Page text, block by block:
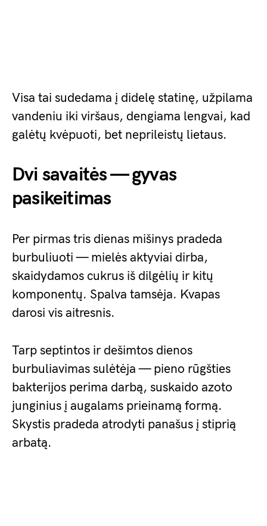
Visa tai sudedama į didelę statinę, užpilama
vandeniu iki viršaus, dengiama lengvai, kad
galėtų kvėpuoti, bet neprileistų lietaus.
Dvi savaitės — gyvas
pasikeitimas
Per pirmas tris dienas mišinys pradeda
burbuliuoti — mielės aktyviai dirba,
skaidydamos cukrus iš dilgėlių ir kitų
komponentų. Spalva tamsėja. Kvapas
darosi vis aitresnis.
Tarp septintos ir dešimtos dienos
burbuliavimas sulėtėja — pieno rūgšties
bakterijos perima darbą, suskaido azoto
junginius į augalams prieinamą formą.
Skystis pradeda atrodyti panašus į stiprią
arbatą.